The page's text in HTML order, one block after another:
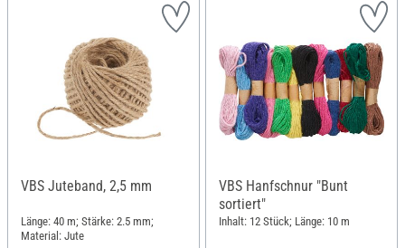
VBS Juteband, 2,5 mm
Länge: 40 m; Stärke: 2.5 mm;
Material: Jute
VBS Hanfschnur "Bunt
sortiert"
Inhalt: 12 Stück; Länge: 10 m